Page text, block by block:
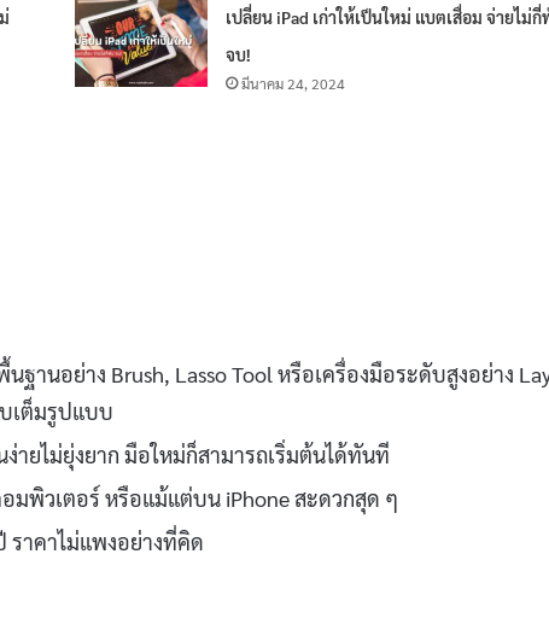
เปลี่ยน iPad เก่าให้เป็นใหม่ แบตเสื่อม จ่ายไม่
จบ!
มีนาคม 24, 2024
ฐานอย่าง Brush, Lasso Tool หรือเครื่องมือระดับสูงอย่าง
เต็มรูปแบบ
ยไม่ยุ่งยาก มือใหม่ก็สามารถเริ่มต้นได้ทันที
มพิวเตอร์ หรือแม้แต่บน iPhone สะดวกสุด ๆ
ราคาไม่แพงอย่างที่คิด